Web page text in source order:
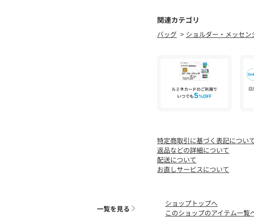
が異なる場合もございます
関連カテゴリ
バッグ ショルダー・メッセン
特定商取引に基づく表記につい
返品などの詳細について
配送について
お直しサービスについて
一覧を見る
ショップトップへ
このショップのアイテム一覧